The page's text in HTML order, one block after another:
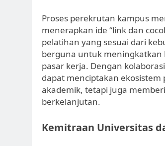
Proses perekrutan kampus
menerapkan ide “link dan
pelatihan yang sesuai dari
berguna untuk meningkatkan
pasar kerja. Dengan
dapat menciptakan
akademik, tetapi juga
berkelanjutan.
Kemitraan Universitas